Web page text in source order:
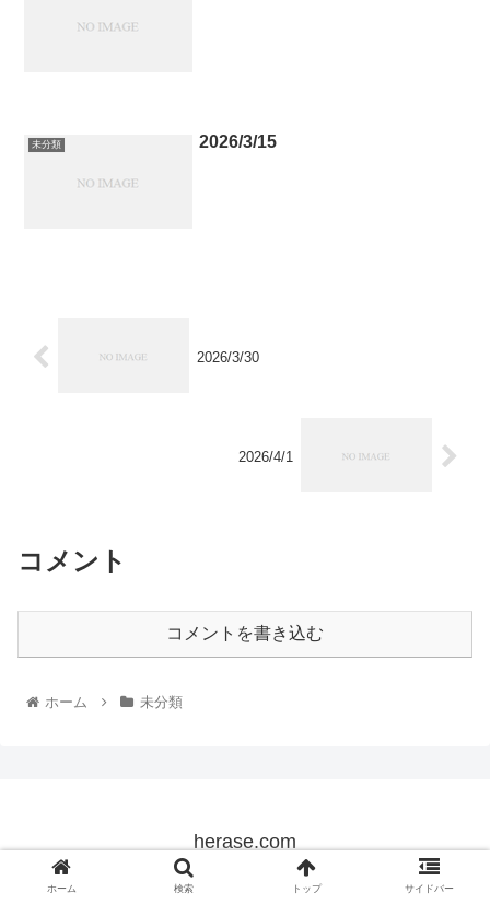
未分類 2026/3/15
2026/3/30
2026/4/1
コメント
コメントを書き込む
ホーム 未分類
herase.com
© 2022 herase.com.
ホーム 検索 トップ サイドバー